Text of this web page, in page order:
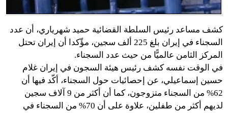
كشف مساعد رئيس السلطة القضائية حميد شهرياري، أن عدد
السجناء في إيران بلغ 225 ألف سجين، مؤّكدا أن إيران تحتل
المركز الثامن عالميًّا من حيث عدد السجناء.
في الوقت نفسه كشف رئيس هيئة السجون في إيران غلام
حسين إسماعيلي، عن إحصائيات حول السجناء، أكّد فيها أن
62% من السجناء متزوجون، كما أن أكثر من 9 آلاف سجين
لديهم أكثر من طفلين، علاوة على أن 70% من السجناء في